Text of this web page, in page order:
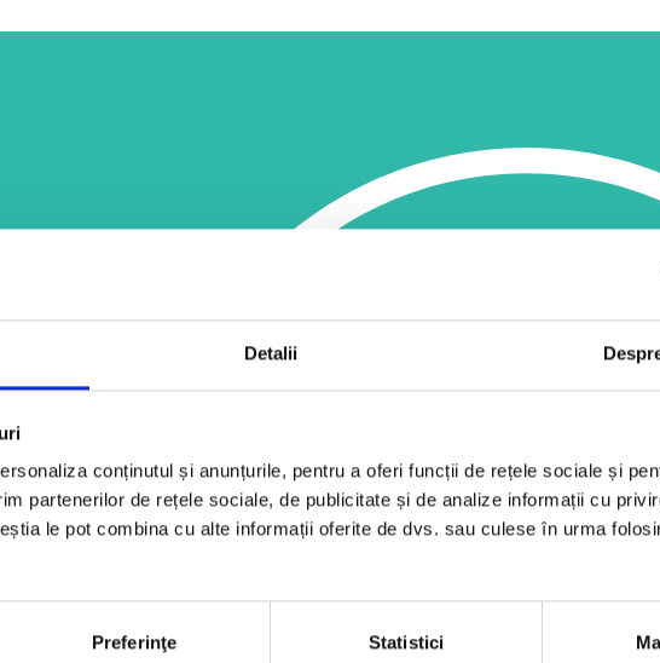
Detalii
conținutul și anunțurile, pentru a oferi funcții de rețele sociale și
partenerilor de rețele sociale, de publicitate și de analize informații cu
le pot combina cu alte informații oferite de dvs. sau culese în urma
Preferinţe Statistici
evaluare și
ei, luptăm